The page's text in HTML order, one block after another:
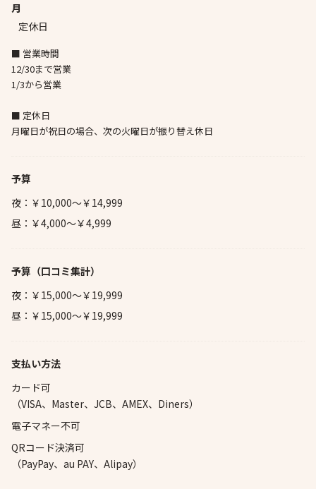
月
定休日
■ 営業時間
12/30まで営業
1/3から営業
■ 定休日
月曜日が祝日の場合、次の火曜日が振り替え休日
予算
夜：￥10,000～￥14,999
昼：￥4,000～￥4,999
予算 （口コミ集計）
夜：￥15,000～￥19,999
昼：￥15,000～￥19,999
支払い方法
カード可
（VISA、Master、JCB、AMEX、Diners）
電子マネー不可
QRコード決済可
（PayPay、au PAY、Alipay）